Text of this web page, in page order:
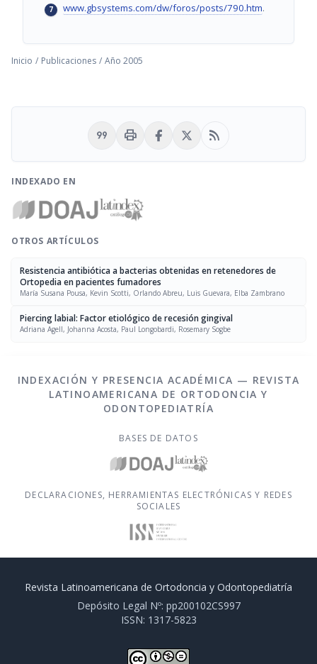
www.gbsystems.com/dw/foros/posts/790.htm.
Inicio / Publicaciones / Año 2005
format_quote print rss_feed
INDEXADO EN
OTROS ARTÍCULOS
Resistencia antibiótica a bacterias obtenidas en retenedores de
Ortopedia en pacientes fumadores
María Susana Pousa, Kevin Scotti, Orlando Abreu, Luis Guevara, Elba Zambrano
Piercing labial: Factor etiológico de recesión gingival
Adriana Agell, Johanna Acosta, Paul Longobardi, Rosemary Sogbe
INDEXACIÓN Y PRESENCIA ACADÉMICA — REVISTA
LATINOAMERICANA DE ORTODONCIA Y
ODONTOPEDIATRÍA
BASES DE DATOS
DECLARACIONES, HERRAMIENTAS ELECTRÓNICAS Y REDES
SOCIALES
Revista Latinoamericana de Ortodoncia y Odontopediatría
Depósito Legal Nº: pp200102CS997
ISSN: 1317-5823